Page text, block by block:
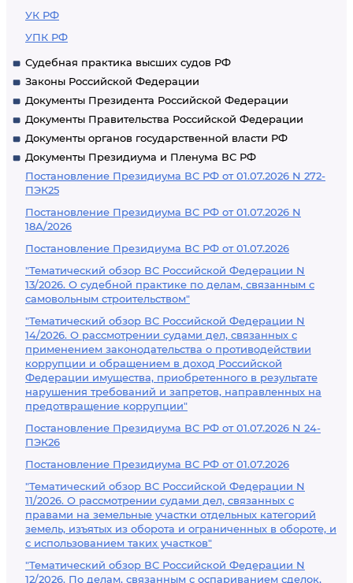
УК РФ
УПК РФ
Судебная практика высших судов РФ
Законы Российской Федерации
Документы Президента Российской Федерации
Документы Правительства Российской Федерации
Документы органов государственной власти РФ
Документы Президиума и Пленума ВС РФ
Постановление Президиума ВС РФ от 01.07.2026 N 272-
ПЭК25
Постановление Президиума ВС РФ от 01.07.2026 N
18А/2026
Постановление Президиума ВС РФ от 01.07.2026
"Тематический обзор ВС Российской Федерации N
13/2026. О судебной практике по делам, связанным с
самовольным строительством"
"Тематический обзор ВС Российской Федерации N
14/2026. О рассмотрении судами дел, связанных с
применением законодательства о противодействии
коррупции и обращением в доход Российской
Федерации имущества, приобретенного в результате
нарушения требований и запретов, направленных на
предотвращение коррупции"
Постановление Президиума ВС РФ от 01.07.2026 N 24-
ПЭК26
Постановление Президиума ВС РФ от 01.07.2026
"Тематический обзор ВС Российской Федерации N
11/2026. О рассмотрении судами дел, связанных с
правами на земельные участки отдельных категорий
земель, изъятых из оборота и ограниченных в обороте, и
с использованием таких участков"
"Тематический обзор ВС Российской Федерации N
12/2026. По делам, связанным с оспариванием сделок,